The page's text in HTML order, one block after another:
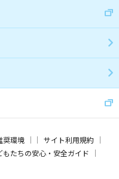
奨環境
サイト利用規約
もたちの安心・安全ガイド